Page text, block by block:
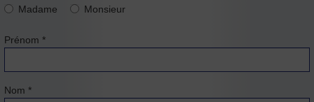
Madame
Monsieur
Prénom *
Nom *